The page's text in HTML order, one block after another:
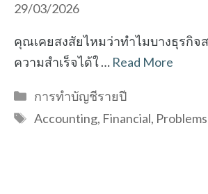
29/03/2026
คุณเคยสงสัยไหมว่าทำไมบางธุรกิจ
ความสำเร็จได้ใ … Read More
Categories
การทำบัญชีรายปี
Tags
Accounting, Financial, Problems